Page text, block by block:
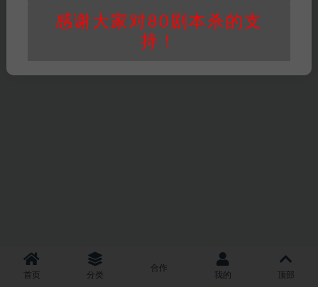
首页 分类
合作
我的
顶部
感谢大家对80剧本杀的支
持！